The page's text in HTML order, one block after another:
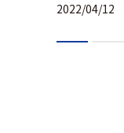
2022/04/12